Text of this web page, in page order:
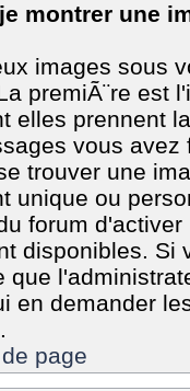
montrer une
images sous
premiÃ¨re est
elles prennent
vous
trouver une
unique ou
forum
disponibles. Si
que
en demander
page